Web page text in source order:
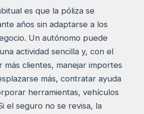
es que la póliza se
años sin adaptarse a los
Un autónomo puede
actividad sencilla y, con el
más clientes, manejar importes
más, contratar ayuda
herramientas, vehículos
el seguro no se revisa, la